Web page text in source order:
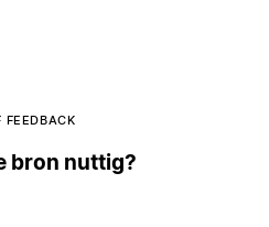
FEEDBACK
bron nuttig?